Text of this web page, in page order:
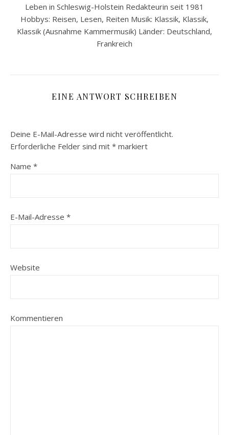
Leben in Schleswig-Holstein Redakteurin seit 1981
Hobbys: Reisen, Lesen, Reiten Musik: Klassik, Klassik,
Klassik (Ausnahme Kammermusik) Länder: Deutschland,
Frankreich
EINE ANTWORT SCHREIBEN
Deine E-Mail-Adresse wird nicht veröffentlicht.
Erforderliche Felder sind mit * markiert
Name *
E-Mail-Adresse *
Website
Kommentieren